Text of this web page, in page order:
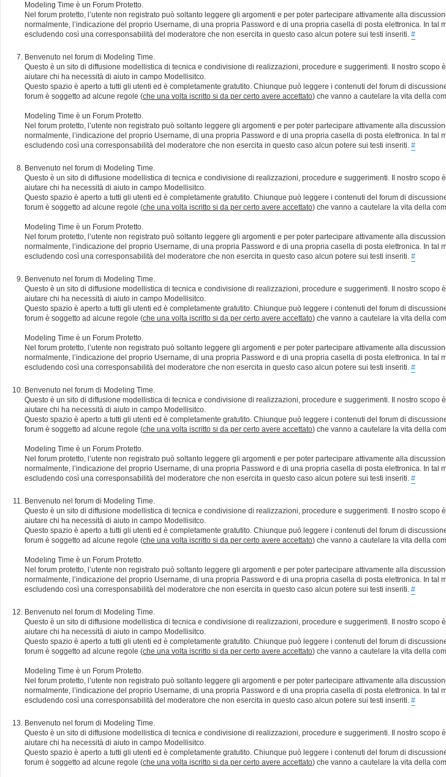
Modeling Time è un Forum Protetto.
Nel forum protetto, l’utente non registrato può soltanto leggere gli argomenti e per poter partecipare attivamente alla
normalmente, l’indicazione del proprio Username, di una propria Password e di una propria casella di posta elettronica. In
escludendo così una corresponsabilità del moderatore che non esercita in questo caso alcun potere sui testi inseriti. #
Benvenuto nel forum di Modeling Time.
Questo è un sito di diffusione modellistica di tecnica e condivisione di realizzazioni, procedure e suggerimenti. Il nostro
aiutare chi ha necessità di aiuto in campo Modellisitco.
Questo spazio è aperto a tutti gli utenti ed è completamente gratutito. Chiunque può leggere i contenuti del forum di
forum è soggetto ad alcune regole (che una volta iscritto si da per certo avere accettato) che vanno a cautelare la vita della
Modeling Time è un Forum Protetto.
Nel forum protetto, l’utente non registrato può soltanto leggere gli argomenti e per poter partecipare attivamente alla
normalmente, l’indicazione del proprio Username, di una propria Password e di una propria casella di posta elettronica. In
escludendo così una corresponsabilità del moderatore che non esercita in questo caso alcun potere sui testi inseriti. #
Benvenuto nel forum di Modeling Time.
Questo è un sito di diffusione modellistica di tecnica e condivisione di realizzazioni, procedure e suggerimenti. Il nostro
aiutare chi ha necessità di aiuto in campo Modellisitco.
Questo spazio è aperto a tutti gli utenti ed è completamente gratutito. Chiunque può leggere i contenuti del forum di
forum è soggetto ad alcune regole (che una volta iscritto si da per certo avere accettato) che vanno a cautelare la vita della
Modeling Time è un Forum Protetto.
Nel forum protetto, l’utente non registrato può soltanto leggere gli argomenti e per poter partecipare attivamente alla
normalmente, l’indicazione del proprio Username, di una propria Password e di una propria casella di posta elettronica. In
escludendo così una corresponsabilità del moderatore che non esercita in questo caso alcun potere sui testi inseriti. #
Benvenuto nel forum di Modeling Time.
Questo è un sito di diffusione modellistica di tecnica e condivisione di realizzazioni, procedure e suggerimenti. Il nostro
aiutare chi ha necessità di aiuto in campo Modellisitco.
Questo spazio è aperto a tutti gli utenti ed è completamente gratutito. Chiunque può leggere i contenuti del forum di
forum è soggetto ad alcune regole (che una volta iscritto si da per certo avere accettato) che vanno a cautelare la vita della
Modeling Time è un Forum Protetto.
Nel forum protetto, l’utente non registrato può soltanto leggere gli argomenti e per poter partecipare attivamente alla
normalmente, l’indicazione del proprio Username, di una propria Password e di una propria casella di posta elettronica. In
escludendo così una corresponsabilità del moderatore che non esercita in questo caso alcun potere sui testi inseriti. #
Benvenuto nel forum di Modeling Time.
Questo è un sito di diffusione modellistica di tecnica e condivisione di realizzazioni, procedure e suggerimenti. Il nostro
aiutare chi ha necessità di aiuto in campo Modellisitco.
Questo spazio è aperto a tutti gli utenti ed è completamente gratutito. Chiunque può leggere i contenuti del forum di
forum è soggetto ad alcune regole (che una volta iscritto si da per certo avere accettato) che vanno a cautelare la vita della
Modeling Time è un Forum Protetto.
Nel forum protetto, l’utente non registrato può soltanto leggere gli argomenti e per poter partecipare attivamente alla
normalmente, l’indicazione del proprio Username, di una propria Password e di una propria casella di posta elettronica. In
escludendo così una corresponsabilità del moderatore che non esercita in questo caso alcun potere sui testi inseriti. #
Benvenuto nel forum di Modeling Time.
Questo è un sito di diffusione modellistica di tecnica e condivisione di realizzazioni, procedure e suggerimenti. Il nostro
aiutare chi ha necessità di aiuto in campo Modellisitco.
Questo spazio è aperto a tutti gli utenti ed è completamente gratutito. Chiunque può leggere i contenuti del forum di
forum è soggetto ad alcune regole (che una volta iscritto si da per certo avere accettato) che vanno a cautelare la vita della
Modeling Time è un Forum Protetto.
Nel forum protetto, l’utente non registrato può soltanto leggere gli argomenti e per poter partecipare attivamente alla
normalmente, l’indicazione del proprio Username, di una propria Password e di una propria casella di posta elettronica. In
escludendo così una corresponsabilità del moderatore che non esercita in questo caso alcun potere sui testi inseriti. #
Benvenuto nel forum di Modeling Time.
Questo è un sito di diffusione modellistica di tecnica e condivisione di realizzazioni, procedure e suggerimenti. Il nostro
aiutare chi ha necessità di aiuto in campo Modellisitco.
Questo spazio è aperto a tutti gli utenti ed è completamente gratutito. Chiunque può leggere i contenuti del forum di
forum è soggetto ad alcune regole (che una volta iscritto si da per certo avere accettato) che vanno a cautelare la vita della
Modeling Time è un Forum Protetto.
Nel forum protetto, l’utente non registrato può soltanto leggere gli argomenti e per poter partecipare attivamente alla
normalmente, l’indicazione del proprio Username, di una propria Password e di una propria casella di posta elettronica. In
escludendo così una corresponsabilità del moderatore che non esercita in questo caso alcun potere sui testi inseriti. #
Benvenuto nel forum di Modeling Time.
Questo è un sito di diffusione modellistica di tecnica e condivisione di realizzazioni, procedure e suggerimenti. Il nostro
aiutare chi ha necessità di aiuto in campo Modellisitco.
Questo spazio è aperto a tutti gli utenti ed è completamente gratutito. Chiunque può leggere i contenuti del forum di
forum è soggetto ad alcune regole (che una volta iscritto si da per certo avere accettato) che vanno a cautelare la vita della